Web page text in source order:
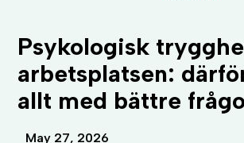
Psykologisk
arbetsplatsen:
allt med bättre
May 27, 2026